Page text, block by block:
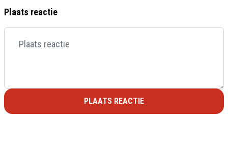
Plaats reactie
PLAATS REACTIE